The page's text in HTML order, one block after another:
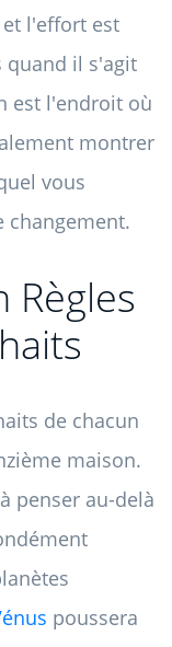
l'effort est
quand il s'agit
est l'endroit où
montrer
vous
changement.
Règles
de chacun
maison.
penser au-delà
poussera